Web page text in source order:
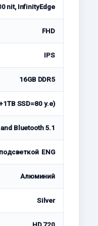
nit, InfinityEdge
FHD
IPS
16GB DDR5
SSD=80 у.е)
Bluetooth 5.1
ENG
Алюминий
Silver